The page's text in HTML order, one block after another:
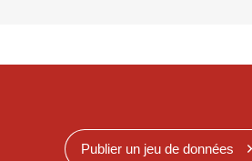
Publier un jeu de données